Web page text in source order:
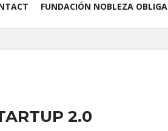
FUNDACIÓN NOBLEZA OBLIGA
2.0